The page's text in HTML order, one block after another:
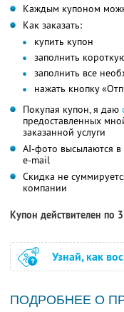
Каждым купоном
Как заказать:
купить купон
заполнить
заполнить все
нажать кнопку
Покупая купон, я даю
предоставленных
заказанной услуги
AI-фото высылаются в
e-mail
Скидка не
компании
Купон действителен по
Узнай, как
ПОДРОБНЕЕ О